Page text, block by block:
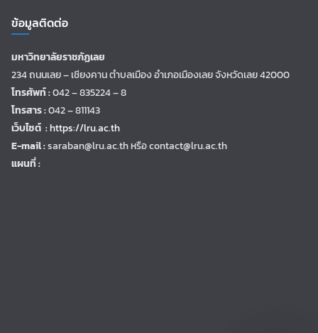
ข้อมูลติดต่อ
มหาวิทยาลัยราชภัฏเลย
234 ถนนเลย – เชียงคาน ตำบลเมือง อำเภอเมืองเลย จังหวัดเลย 42000
โทรศัพท์ :042 – 835224 – 8
โทรสาร :042 – 811143
เว็บไซต์ :https://lru.ac.th
E-mail :saraban@lru.ac.thหรือ contact@lru.ac.th
แผนที่ :